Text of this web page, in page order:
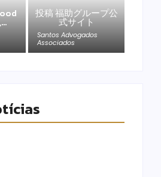
投稿 福助グループ公
式サイト
Santos Advogados
Associados